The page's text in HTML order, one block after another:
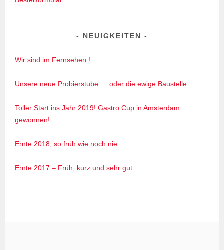
NEUIGKEITEN
Wir sind im Fernsehen !
Unsere neue Probierstube … oder die ewige Baustelle
Toller Start ins Jahr 2019! Gastro Cup in Amsterdam
gewonnen!
Ernte 2018, so früh wie noch nie…
Ernte 2017 – Früh, kurz und sehr gut…